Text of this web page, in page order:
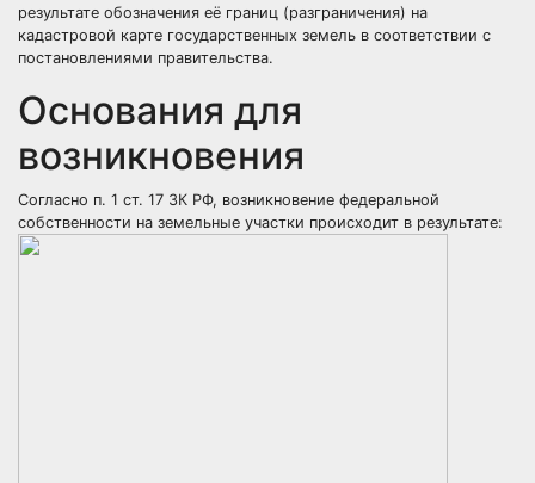
результате обозначения её границ (разграничения) на
кадастровой карте государственных земель в соответствии с
постановлениями правительства.
Основания для
возникновения
Согласно п. 1 ст. 17 ЗК РФ, возникновение федеральной
собственности на земельные участки происходит в результате: